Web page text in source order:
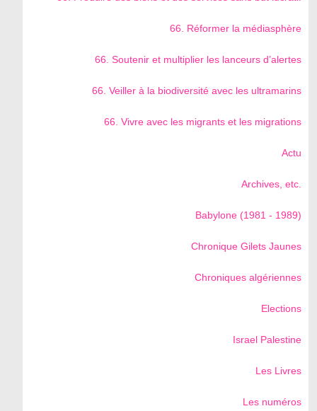
66. Réformer la médiasphère
66. Soutenir et multiplier les lanceurs d’alertes
66. Veiller à la biodiversité avec les ultramarins
66. Vivre avec les migrants et les migrations
Actu
Archives, etc.
Babylone (1981 - 1989)
Chronique Gilets Jaunes
Chroniques algériennes
Elections
Israel Palestine
Les Livres
Les numéros